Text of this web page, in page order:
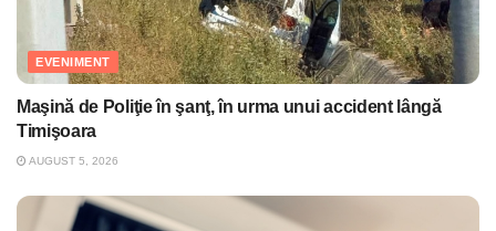
EVENIMENT
Maşină de Poliţie în şanţ, în urma unui accident lângă
Timişoara
AUGUST 5, 2026